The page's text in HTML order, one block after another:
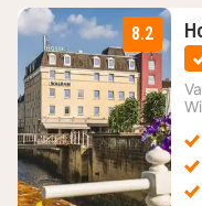
8.2